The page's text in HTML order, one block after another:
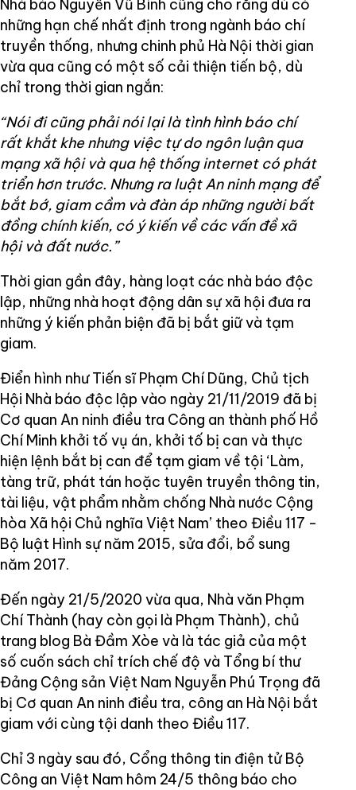
Nhà báo Nguyễn Vũ Bình cũng cho rằng dù có
những hạn chế nhất định trong ngành báo chí
truyền thống, nhưng chinh phủ Hà Nội thời gian
vừa qua cũng có một số cải thiện tiến bộ, dù
chỉ trong thời gian ngắn:
“Nói đi cũng phải nói lại là tình hình báo chí
rất khắt khe nhưng việc tự do ngôn luận qua
mạng xã hội và qua hệ thống internet có phát
triển hơn trước. Nhưng ra luật An ninh mạng để
bắt bớ, giam cầm và đàn áp những người bất
đồng chính kiến, có ý kiến về các vấn đề xã
hội và đất nước.”
Thời gian gần đây, hàng loạt các nhà báo độc
lập, những nhà hoạt động dân sự xã hội đưa ra
những ý kiến phản biện đã bị bắt giữ và tạm
giam.
Điển hình như Tiến sĩ Phạm Chí Dũng, Chủ tịch
Hội Nhà báo độc lập vào ngày 21/11/2019 đã bị
Cơ quan An ninh điều tra Công an thành phố Hồ
Chí Minh khởi tố vụ án, khởi tố bị can và thực
hiện lệnh bắt bị can để tạm giam về tội ‘Làm,
tàng trữ, phát tán hoặc tuyên truyền thông tin,
tài liệu, vật phẩm nhằm chống Nhà nước Cộng
hòa Xã hội Chủ nghĩa Việt Nam’ theo Điều 117 -
Bộ luật Hình sự năm 2015, sửa đổi, bổ sung
năm 2017.
Đến ngày 21/5/2020 vừa qua, Nhà văn Phạm
Chí Thành (hay còn gọi là Phạm Thành), chủ
trang blog Bà Đầm Xòe và là tác giả của một
số cuốn sách chỉ trích chế độ và Tổng bí thư
Đảng Cộng sản Việt Nam Nguyễn Phú Trọng đã
bị Cơ quan An ninh điều tra, công an Hà Nội bắt
giam với cùng tội danh theo Điều 117.
Chỉ 3 ngày sau đó, Cổng thông tin điện tử Bộ
Công an Việt Nam hôm 24/5 thông báo cho